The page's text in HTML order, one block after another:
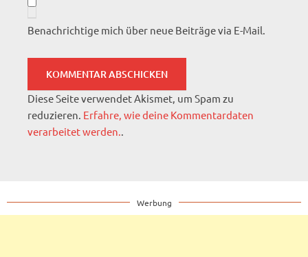
Benachrichtige mich über neue Beiträge via E-Mail.
Diese Seite verwendet Akismet, um Spam zu
reduzieren. Erfahre, wie deine Kommentardaten
verarbeitet werden..
Werbung